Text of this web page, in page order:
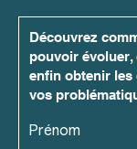
Découvrez
pouvoir évoluer,
enfin obtenir les
vos
Prénom